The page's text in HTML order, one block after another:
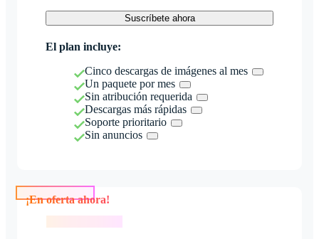
Suscríbete ahora
El plan incluye:
Cinco descargas de imágenes al mes
Un paquete por mes
Sin atribución requerida
Descargas más rápidas
Soporte prioritario
Sin anuncios